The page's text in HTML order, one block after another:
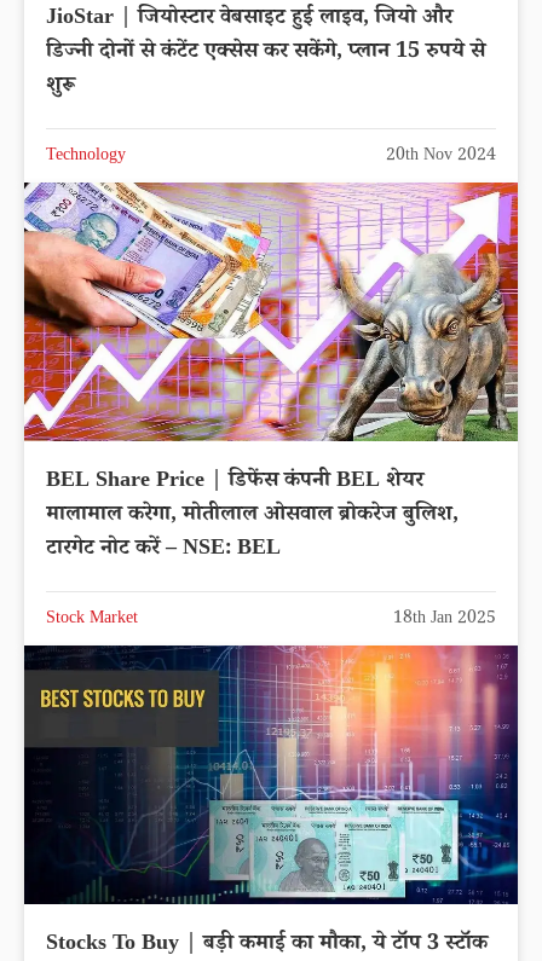
JioStar | जियोस्टार वेबसाइट हुई लाइव, जियो और
डिज्नी दोनों से कंटेंट एक्सेस कर सकेंगे, प्लान 15 रुपये से
शुरू
Technology 20th Nov 2024
BEL Share Price | डिफेंस कंपनी BEL शेयर
मालामाल करेगा, मोतीलाल ओसवाल ब्रोकरेज बुलिश,
टारगेट नोट करें – NSE: BEL
Stock Market 18th Jan 2025
Stocks To Buy | बड़ी कमाई का मौका, ये टॉप 3 स्टॉक